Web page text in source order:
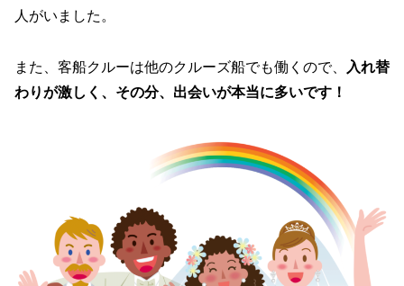
人がいました。
また、客船クルーは他のクルーズ船でも働くので、
入れ替
わりが激しく、その分、出会いが本当に多いです！